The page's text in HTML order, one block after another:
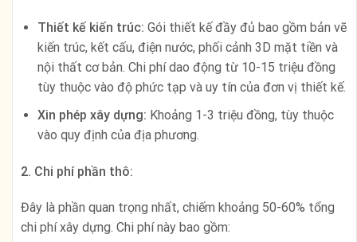
Thiết kế kiến trúc: Gói thiết kế đầy đủ bao gồm bản vẽ
kiến trúc, kết cấu, điện nước, phối cảnh 3D mặt tiền và
nội thất cơ bản. Chi phí dao động từ 10-15 triệu đồng
tùy thuộc vào độ phức tạp và uy tín của đơn vị thiết kế.
Xin phép xây dựng: Khoảng 1-3 triệu đồng, tùy thuộc
vào quy định của địa phương.
2. Chi phí phần thô:
Đây là phần quan trọng nhất, chiếm khoảng 50-60% tổng
chi phí xây dựng. Chi phí này bao gồm: